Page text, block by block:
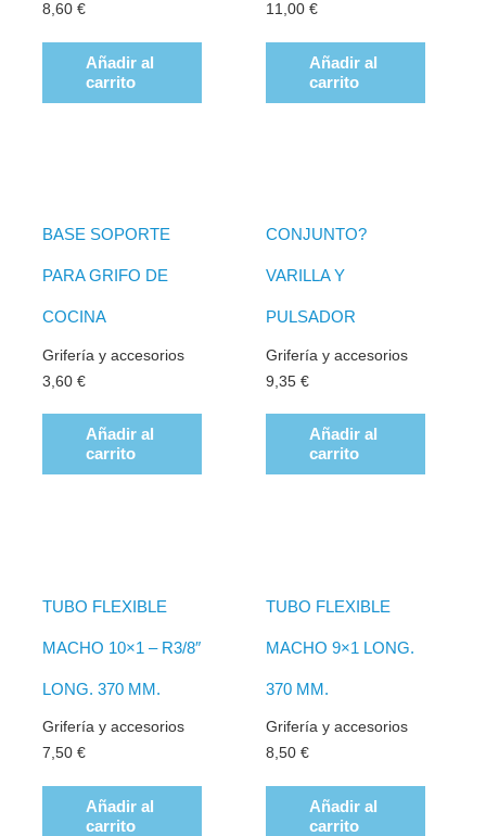
8,60€
Añadir al
carrito
11,00 €
Añadir al
carrito
BASE SOPORTE
PARA GRIFO DE
COCINA
Grifería y accesorios
3,60€
Añadir al
carrito
CONJUNTO?
VARILLA Y
PULSADOR
Grifería y accesorios
9,35 €
Añadir al
carrito
TUBO FLEXIBLE
MACHO 10×1 – R3/8″
LONG. 370 MM.
Grifería y accesorios
7,50€
Añadir al
carrito
TUBO FLEXIBLE
MACHO 9×1 LONG.
370 MM.
Grifería y accesorios
8,50 €
Añadir al
carrito